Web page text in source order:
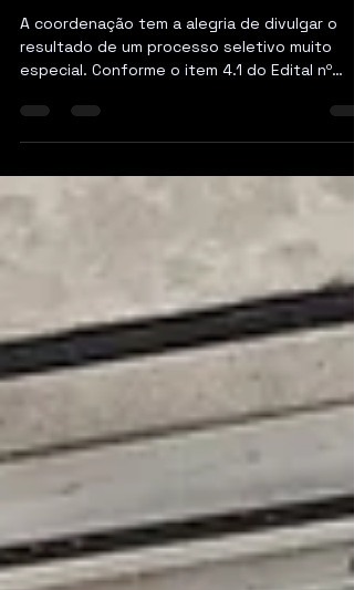
RESULTADO PROCESSO
SELETIVO n°01/2026 LEMAPE
A coordenação tem a alegria de divulgar o
resultado de um processo seletivo muito
01/2026, foram estabelecidas 15 (quinze)
vagas de monitoria, destinadas a estudantes
de graduação de qualquer curso do Centro
Acadêmico do Agreste. A seleção teve a
participação de 39 candidatos. Os
selecionados serão contatados por e-mail
o dia 23/03/2026, com orientações sobre os
próximos passos. Após o recebimento da
mensagem, haverá u